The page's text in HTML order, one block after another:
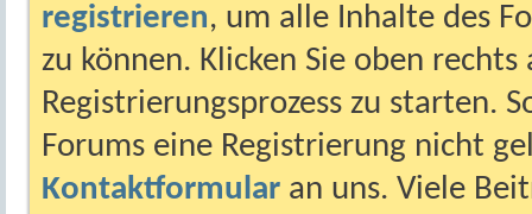
registrieren, um alle Inhalte des
zu können. Klicken Sie oben
Registrierungsprozess zu starten.
Forums eine Registrierung nicht
Kontaktformular an uns. Viele